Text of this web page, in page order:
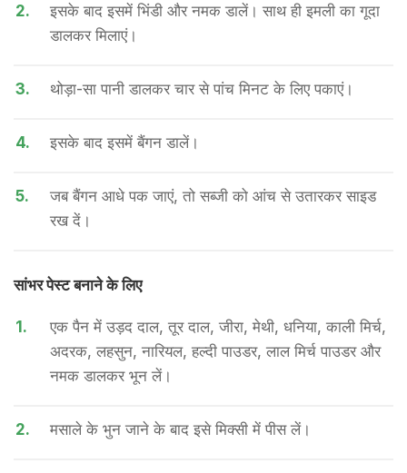
2.
इसके बाद इसमें भिंडी और नमक डालें। साथ ही इमली का गूदा
डालकर मिलाएं।
3. थोड़ा-सा पानी डालकर चार से पांच मिनट के लिए पकाएं।
4. इसके बाद इसमें बैंगन डालें।
5.
जब बैंगन आधे पक जाएं, तो सब्जी को आंच से उतारकर साइड
रख दें।
सांभर पेस्ट बनाने के लिए
1.
एक पैन में उड़द दाल, तूर दाल, जीरा, मेथी, धनिया, काली मिर्च,
अदरक, लहसुन, नारियल, हल्दी पाउडर, लाल मिर्च पाउडर और
नमक डालकर भून लें।
2. मसाले के भुन जाने के बाद इसे मिक्सी में पीस लें।